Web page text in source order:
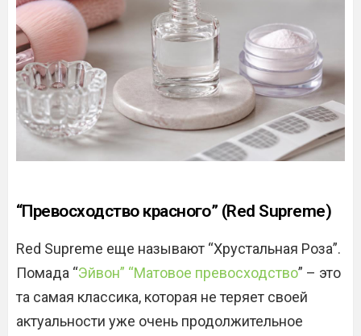
“Превосходство красного” (Red Supreme)
Red Supreme еще называют “Хрустальная Роза”.
Помада “Эйвон” “Матовое превосходство” – это
та самая классика, которая не теряет своей
актуальности уже очень продолжительное